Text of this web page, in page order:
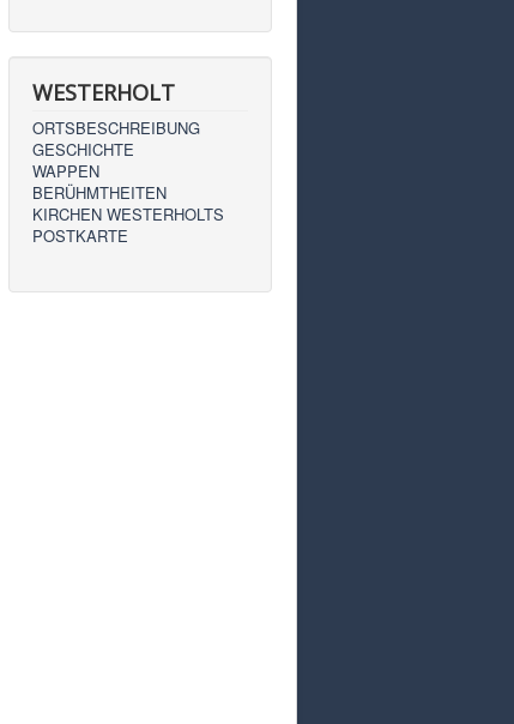
WESTERHOLT
ORTSBESCHREIBUNG
GESCHICHTE
WAPPEN
BERÜHMTHEITEN
KIRCHEN WESTERHOLTS
POSTKARTE